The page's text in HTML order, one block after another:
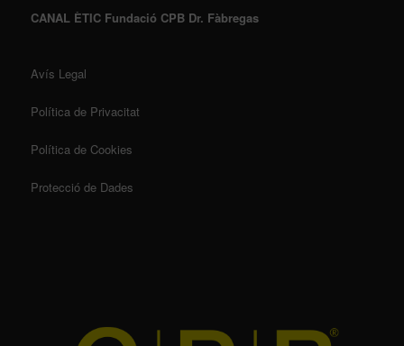
CANAL ÈTIC Fundació CPB Dr. Fàbregas
Avís Legal
Política de Privacitat
Política de Cookies
Protecció de Dades